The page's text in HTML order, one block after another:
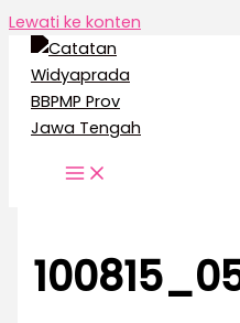
Lewati ke konten